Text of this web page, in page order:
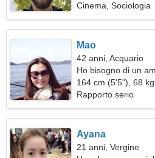
Cinema, Sociologia
Mao
42 anni, Acquario
Ho bisogno di un
insieme
164 cm (5'5"), 68
Rapporto serio
Ayana
21 anni, Vergine